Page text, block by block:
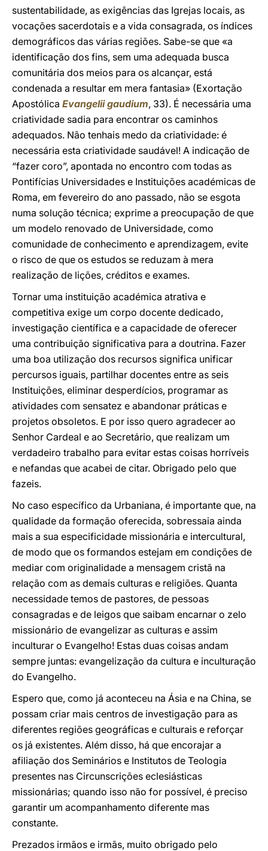
sustentabilidade, as exigências das Igrejas locais, as
vocações sacerdotais e a vida consagrada, os índices
demográficos das várias regiões. Sabe-se que «a
identificação dos fins, sem uma adequada busca
comunitária dos meios para os alcançar, está
condenada a resultar em mera fantasia» (Exortação
Apostólica Evangelii gaudium, 33). É necessária uma
criatividade sadia para encontrar os caminhos
adequados. Não tenhais medo da criatividade: é
necessária esta criatividade saudável! A indicação de
“fazer coro”, apontada no encontro com todas as
Pontifícias Universidades e Instituições académicas de
Roma, em fevereiro do ano passado, não se esgota
numa solução técnica; exprime a preocupação de que
um modelo renovado de Universidade, como
comunidade de conhecimento e aprendizagem, evite
o risco de que os estudos se reduzam à mera
realização de lições, créditos e exames.
Tornar uma instituição académica atrativa e
competitiva exige um corpo docente dedicado,
investigação científica e a capacidade de oferecer
uma contribuição significativa para a doutrina. Fazer
uma boa utilização dos recursos significa unificar
percursos iguais, partilhar docentes entre as seis
Instituições, eliminar desperdícios, programar as
atividades com sensatez e abandonar práticas e
projetos obsoletos. E por isso quero agradecer ao
Senhor Cardeal e ao Secretário, que realizam um
verdadeiro trabalho para evitar estas coisas horríveis
e nefandas que acabei de citar. Obrigado pelo que
fazeis.
No caso específico da Urbaniana, é importante que, na
qualidade da formação oferecida, sobressaia ainda
mais a sua especificidade missionária e intercultural,
de modo que os formandos estejam em condições de
mediar com originalidade a mensagem cristã na
relação com as demais culturas e religiões. Quanta
necessidade temos de pastores, de pessoas
consagradas e de leigos que saibam encarnar o zelo
missionário de evangelizar as culturas e assim
inculturar o Evangelho! Estas duas coisas andam
sempre juntas: evangelização da cultura e inculturação
do Evangelho.
Espero que, como já aconteceu na Ásia e na China, se
possam criar mais centros de investigação para as
diferentes regiões geográficas e culturais e reforçar
os já existentes. Além disso, há que encorajar a
afiliação dos Seminários e Institutos de Teologia
presentes nas Circunscrições eclesiásticas
missionárias; quando isso não for possível, é preciso
garantir um acompanhamento diferente mas
constante.
Prezados irmãos e irmãs, muito obrigado pelo